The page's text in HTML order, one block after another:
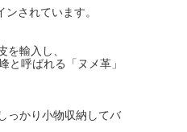
されています。
輸入し、
と呼ばれる「ヌメ革」
っかり小物収納してバ